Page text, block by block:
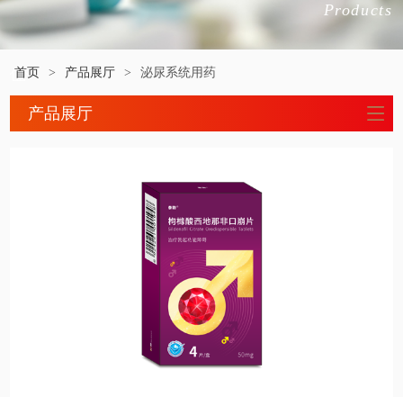
Products
首页 > 产品展厅 > 泌尿系统用药
产品展厅